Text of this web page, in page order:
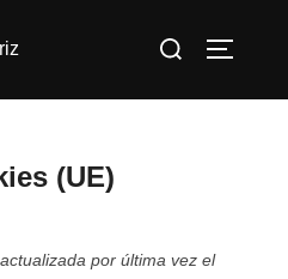
(UE)
por última vez el